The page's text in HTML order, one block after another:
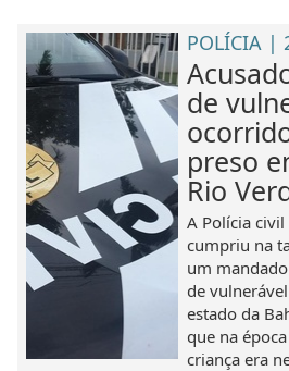
POLÍCIA |
de
preso
Rio
A Polícia civil
cumpriu na
um
de
estado da
que na
criança era